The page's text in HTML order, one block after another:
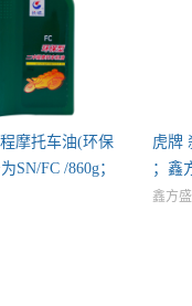
摩托车油(环保
SN/FC /860g；
虎牌
；鑫
鑫方盛